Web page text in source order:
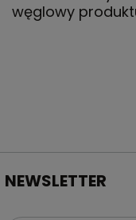
węglowy
NEWSLETTER